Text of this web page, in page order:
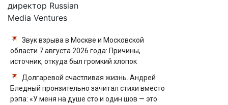
директор Russian
Media Ventures
Звук взрыва в Москве и Московской
области 7 августа 2026 года: Причины,
источник, откуда был громкий хлопок
Долгаревой счастливая жизнь. Андрей
Бледный пронзительно зачитал стихи вместо
рэпа: «У меня на душе сто и один шов — это